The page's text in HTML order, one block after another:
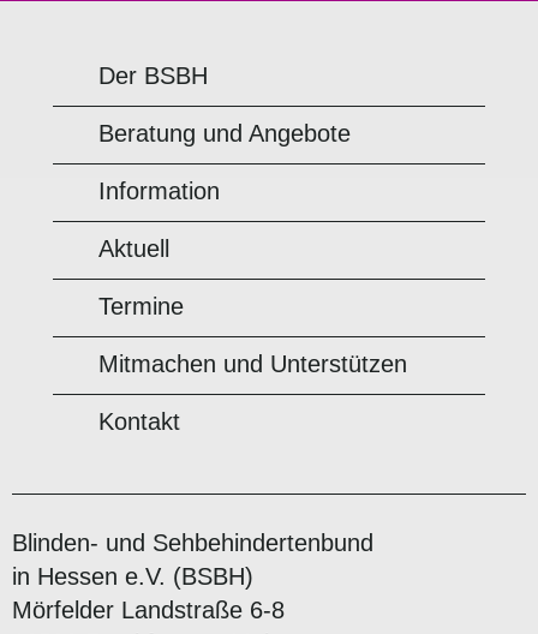
Der BSBH
Beratung und Angebote
Information
Aktuell
Termine
Mitmachen und Unterstützen
Kontakt
Blinden- und Sehbehindertenbund
in Hessen e.V. (BSBH)
Mörfelder Landstraße 6-8